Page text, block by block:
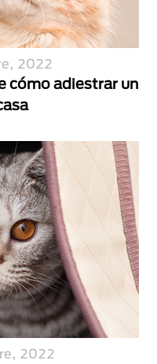
2022
cómo adiestrar un
2022